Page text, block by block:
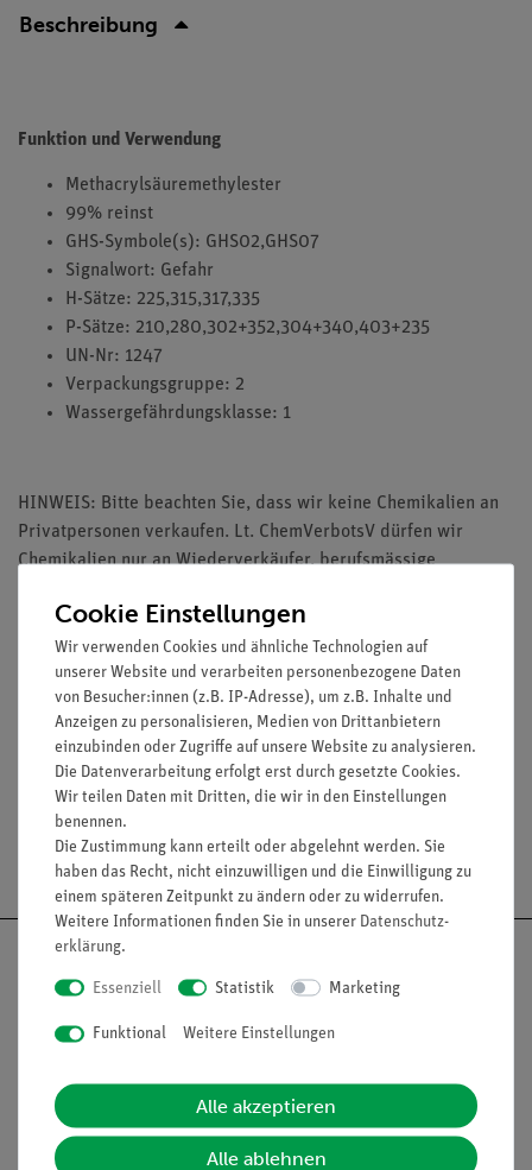
Beschreibung
Funktion und Verwendung
Methacrylsäuremethylester
99% reinst
GHS-Symbole(s): GHS02,GHS07
Signalwort: Gefahr
H-Sätze: 225,315,317,335
P-Sätze: 210,280,302+352,304+340,403+235
UN-Nr: 1247
Verpackungsgruppe: 2
Wassergefährdungsklasse: 1
HINWEIS: Bitte beachten Sie, dass wir keine Chemikalien an
Privatpersonen verkaufen. Lt. ChemVerbotsV dürfen wir
Chemikalien nur an Wiederverkäufer, berufsmässige
Lehranstalten abgeben.
Media / Downloads
Versandkostenfrei ab 300,- €
Nach oben
Informationen Service
Cookie Einstellungen
Wir verwenden Cookies und ähnliche Technologien auf
unserer Website und verarbeiten personenbezogene Daten
von Besucher:innen (z.B. IP-Adresse), um z.B. Inhalte und
Anzeigen zu personalisieren, Medien von Drittanbietern
einzubinden oder Zugriffe auf unsere Website zu analysieren.
Die Datenverarbeitung erfolgt erst durch gesetzte Cookies.
Wir teilen Daten mit Dritten, die wir in den Einstellungen
benennen.
Die Zustimmung kann erteilt oder abgelehnt werden. Sie
haben das Recht, nicht einzuwilligen und die Einwilligung zu
einem späteren Zeitpunkt zu ändern oder zu widerrufen.
Weitere Informationen finden Sie in unserer Daten­schutz­
erklärung.
Essenziell Statistik Marketing
Funktional Weitere Einstellungen
Alle akzeptieren
Alle ablehnen